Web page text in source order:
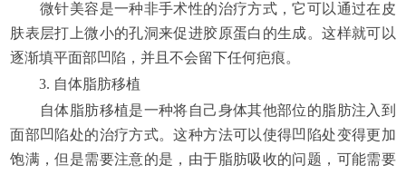
微针美容是一种非手术性的治疗方式，它可以通过在皮
肤表层打上微小的孔洞来促进胶原蛋白的生成。这样就可以
逐渐填平面部凹陷，并且不会留下任何疤痕。
3. 自体脂肪移植
自体脂肪移植是一种将自己身体其他部位的脂肪注入到
面部凹陷处的治疗方式。这种方法可以使得凹陷处变得更加
饱满，但是需要注意的是，由于脂肪吸收的问题，可能需要